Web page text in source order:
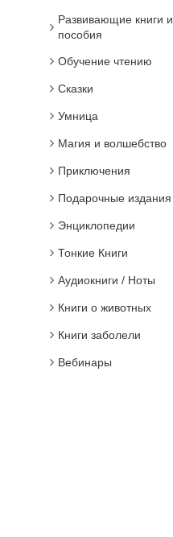
Развивающие книги и
пособия
Обучение чтению
Сказки
Умница
Магия и волшебство
Приключения
Подарочные издания
Энциклопедии
Тонкие Книги
Аудиокниги / Ноты
Книги о животных
Книги заболели
Вебинары